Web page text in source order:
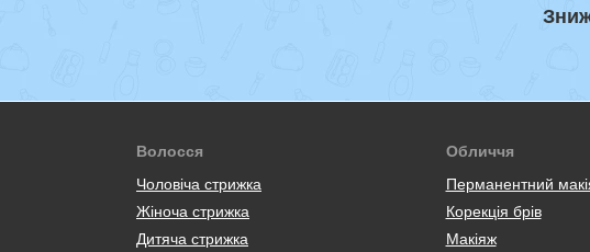
Волосся
Чоловіча стрижка
Жіноча стрижка
Дитяча стрижка
Обличчя
Перманентний
Корекція брів
Макіяж